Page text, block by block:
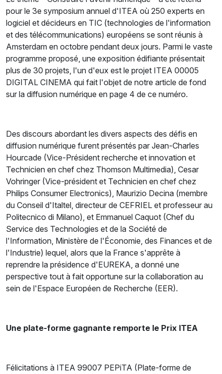
pour le 3e symposium annuel d'ITEA où 250 experts en
logiciel et décideurs en TIC (technologies de l'information
et des télécommunications) européens se sont réunis à
Amsterdam en octobre pendant deux jours. Parmi le vaste
programme proposé, une exposition édifiante présentait
plus de 30 projets, l'un d'eux est le projet ITEA 00005
DIGITAL CINEMA qui fait l'objet de notre article de fond
sur la diffusion numérique en page 4 de ce numéro.
Des discours abordant les divers aspects des défis en
diffusion numérique furent présentés par Jean-Charles
Hourcade (Vice-Président recherche et innovation et
Technicien en chef chez Thomson Multimedia), Cesar
Vohringer (Vice-président et Technicien en chef chez
Philips Consumer Electronics), Maurizio Decina (membre
du Conseil d'Italtel, directeur de CEFRIEL et professeur au
Politecnico di Milano), et Emmanuel Caquot (Chef du
Service des Technologies et de la Société de
l'Information, Ministère de l'Économie, des Finances et de
l'Industrie) lequel, alors que la France s'apprête à
reprendre la présidence d'EUREKA, a donné une
perspective tout à fait opportune sur la collaboration au
sein de l'Espace Européen de Recherche (EER).
Une plate-forme gagnante remporte le Prix ITEA
Félicitations à ITEA 99007 PEPiTA (Plate-forme de